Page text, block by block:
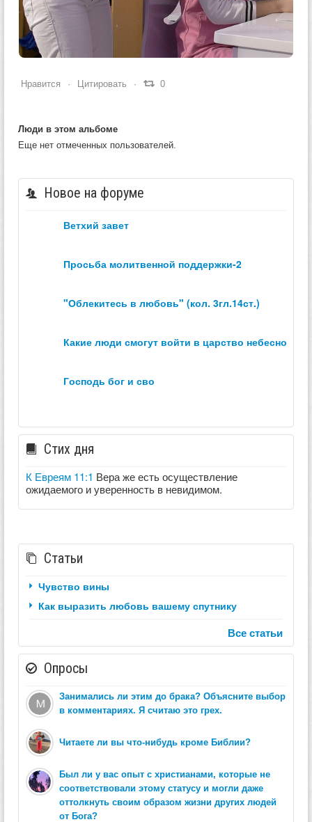
0
Нравится Цитировать 0
Люди в этом альбоме
Еще нет отмеченных пользователей.
Новое на форуме
ветхий завет
просьба молитвенной поддержки-2
"облекитесь в любовь" (кол. 3гл.14ст.)
какие люди смогут войти в царство небесное？
господь бог и сво
Стих дня
К Евреям 11:1 Вера же есть осуществление
ожидаемого и уверенность в невидимом.
Статьи
Чувство вины
Как выразить любовь вашему спутнику
Все статьи
Опросы
Занимались ли этим до брака? Объясните выбор
в комментариях. Я считаю это грех.
Читаете ли вы что-нибудь кроме Библии?
Был ли у вас опыт с христианами, которые не
соответствовали этому статусу и могли даже
оттолкнуть своим образом жизни других людей
от Бога?